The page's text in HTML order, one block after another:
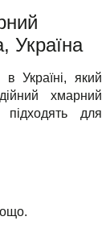
Україна
Україні, який
хмарний
для